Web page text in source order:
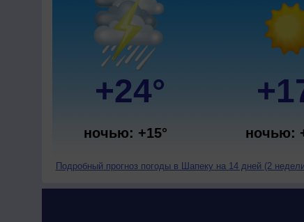
+24°
ночью: +15° ночью:
Подробный прогноз погоды в Шапеку на 14 дней (2